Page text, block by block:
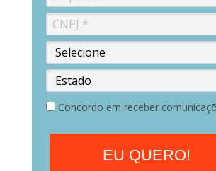
Concordo em receber
EU QUERO!